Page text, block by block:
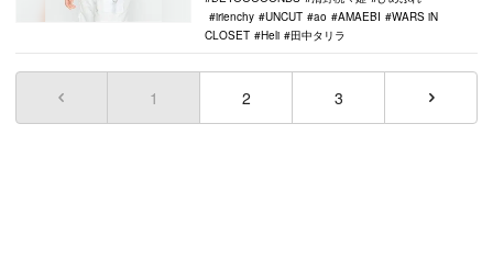
irienchy
UNCUT ao AMAEBI
WARS iN
CLOSET
Heli 田中タリラ
1 2 3